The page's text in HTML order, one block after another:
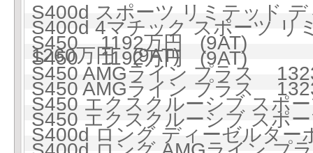
S400d スポーツ リミテッド
S400d 4マチック スポーツ
1260万円 (9AT)
S450 1192万円 (9AT)
S450 1192万円 (9AT)
S450 AMGライン プラス
S450 AMGライン プラス
S450 エクスクルーシブ ス
S450 エクスクルーシブ ス
S400d ロング ディーゼルタ